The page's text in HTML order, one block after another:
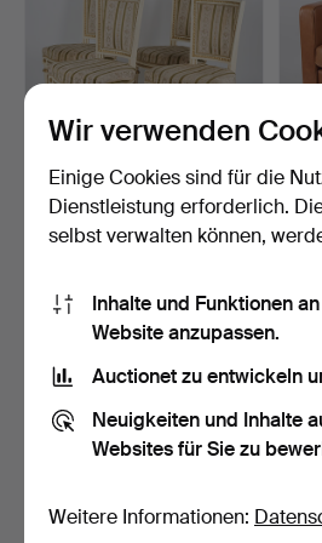
STÜHLE, 4 Stk., von
Ephraim Ståhl (Meister…
4 Tage
224 USD
5
Sie können auch inBeendete
suchen.
Wir verwenden
Einige Cookies sind für die
Dienstleistung erforderlich.
selbst verwalten können,
Inhalte und Funktionen
Website anzupassen.
Auctionet zu entwickeln
Neuigkeiten und Inhalte
Websites für Sie zu
Weitere Informationen: